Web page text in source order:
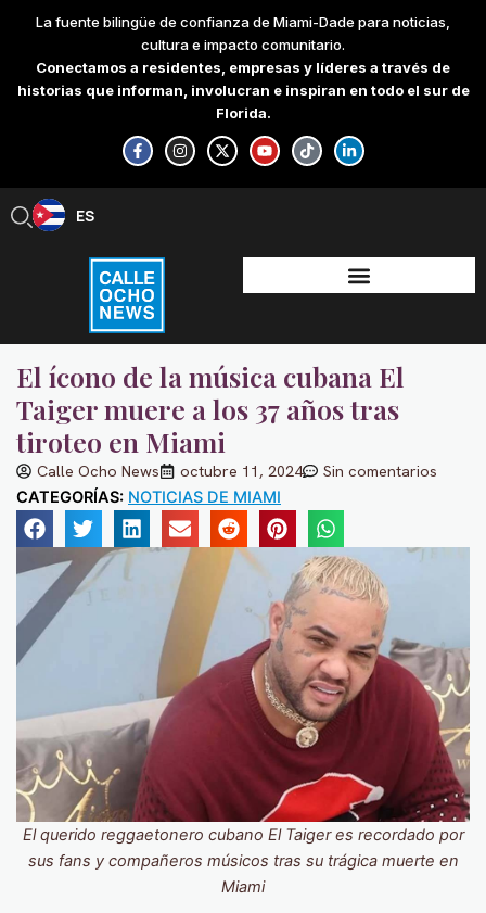
content
La fuente bilingüe de confianza de Miami-Dade para noticias,
cultura e impacto comunitario.
Conectamos a residentes, empresas y líderes a través de
historias que informan, involucran e inspiran en todo el sur de
Florida.
F
a
c
e
-
f
I
n
s
t
X
-
t
w
Y
o
u
t
T
i
k
t
L
i
n
k
-
i
n
ES
EN
El ícono de la música cubana El
Taiger muere a los 37 años tras
tiroteo en Miami
Calle Ocho News octubre 11, 2024 Sin comentarios
CATEGORÍAS: NOTICIAS DE MIAMI
El querido reggaetonero cubano El Taiger es recordado por
sus fans y compañeros músicos tras su trágica muerte en
Miami